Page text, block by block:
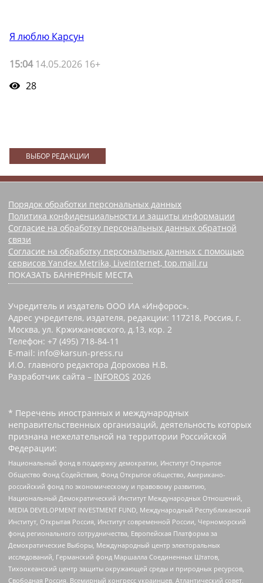
Я люблю Карсун
15:0414.05.2026 16+
28
ВЫБОР РЕДАКЦИИ
Порядок обработки персональных данных
Политика конфиденциальности и защиты информации
Согласие на обработку персональных данных обратной
связи
Согласие на обработку персональных данных с помощью
сервисов Yandex.Metrika, LiveInternet, top.mail.ru
ПОКАЗАТЬ БАННЕРНЫЕ МЕСТА
Учредитель и издатель ООО ИА «Инфорос».
Адрес учредителя, издателя, редакции: 117218, Россия, г.
Москва, ул. Кржижановского, д.13, кор. 2
Телефон: +7 (495) 718-84-11
E-mail: info@karsun-press.ru
И.О. главного редактора Дорохова Н.В.
Разработчик сайта – INFOROS 2026
* Перечень иностранных и международных
неправительственных организаций, деятельность которых
признана нежелательной на территории Российской
Федерации:
Национальный фонд в поддержку демократии, Институт Открытое
Общество Фонд Содействия, Фонд Открытое общество, Американо-
российский фонд по экономическому и правовому развитию,
Национальный Демократический Институт Международных Отношений,
MEDIA DEVELOPMENT INVESTMENT FUND, Международный Республиканский
Институт, Открытая Россия, Институт современной России, Черноморский
фонд регионального сотрудничества, Европейская Платформа за
Демократические Выборы, Международный центр электоральных
исследований, Германский фонд Маршалла Соединенных Штатов,
Тихоокеанский центр защиты окружающей среды и природных ресурсов,
Свободная Россия, Всемирный конгресс украинцев, Атлантический совет,